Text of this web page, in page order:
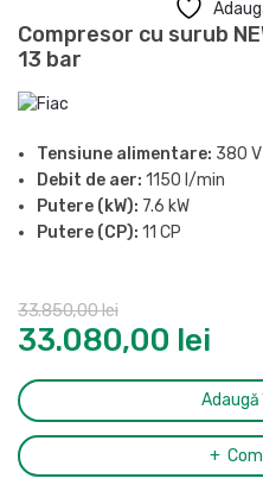
Compresor cu surub
13 bar
Tensiune alimentare: 380 V
Debit de aer: 1150 l/min
Putere (kW): 7.6 kW
Putere (CP): 11 CP
Nivel de zgomot (LpA, la
Grad de protectie:IP54
Dimensiuni (L x l x H): 1935
Greutate:350 kg
33.080,00 lei
33.850,00lei
Adaugă